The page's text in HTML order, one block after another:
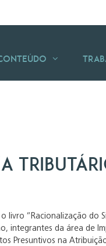
livro “Racionalização do
integrantes da área de
Presuntivos na